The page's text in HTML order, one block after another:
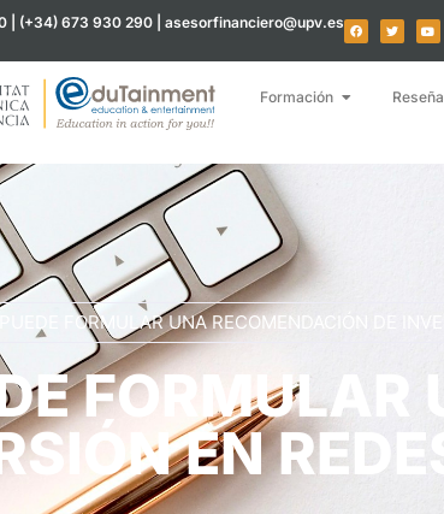
| (+34) 673 930 290 | asesorfinanciero@upv.es
Formación
FORMULAR UNA RECOMENDACIÓN DE
EN